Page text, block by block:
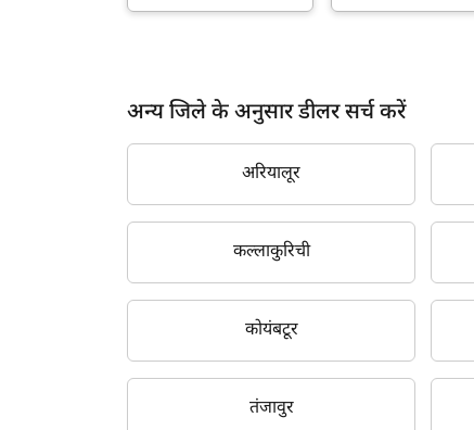
अन्य जिले के अनुसार डीलर सर्च करें
अरियालूर
कल्लाकुरिची
कोयंबटूर
तंजावुर